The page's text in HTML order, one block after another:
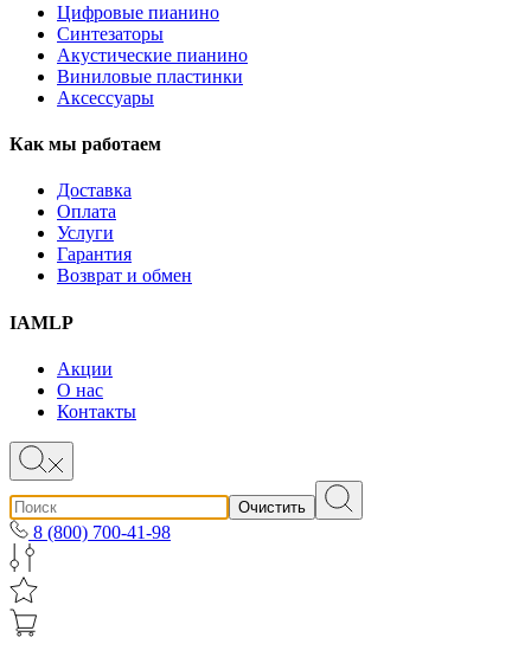
Цифровые пианино
Синтезаторы
Акустические пианино
Виниловые пластинки
Аксессуары
Как мы работаем
Доставка
Оплата
Услуги
Гарантия
Возврат и обмен
IAMLP
Акции
О нас
Контакты
Очистить
8 (800) 700-41-98